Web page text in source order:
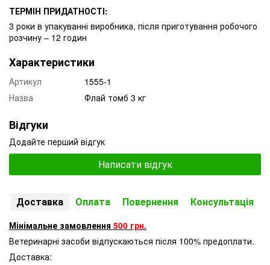
ТЕРМІН ПРИДАТНОСТІ:
3 роки в упакуванні виробника, після приготування робочого
розчину – 12 годин
Характеристики
Артикул
1555-1
Назва
Флай томб 3 кг
Відгуки
Додайте перший відгук
Написати відгук
Доставка Оплата Повернення Консультація
Мінімальне замовлення 500 грн.
Ветеринарні засоби відпускаються після 100% предоплати.
Доставка: